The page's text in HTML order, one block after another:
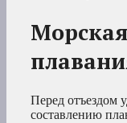
Перед отъездом
составлению